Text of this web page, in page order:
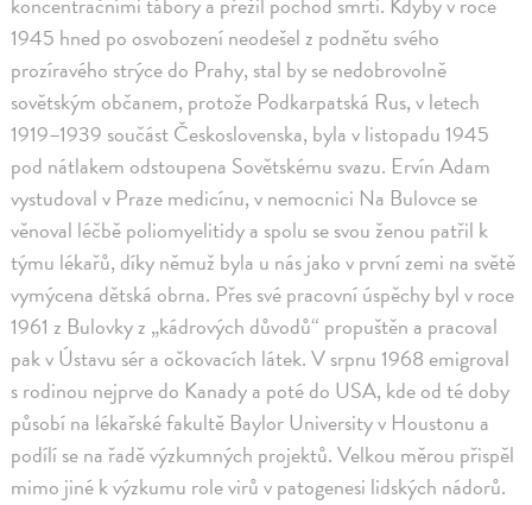
1945 hned po osvobození neodešel z podnětu svého
prozíravého strýce do Prahy, stal by se nedobrovolně
sovětským občanem, protože Podkarpatská Rus, v letech
1919–1939 součást Československa, byla v listopadu 1945
pod nátlakem odstoupena Sovětskému svazu. Ervín Adam
vystudoval v Praze medicínu, v nemocnici Na Bulovce se
věnoval léčbě poliomyelitidy a spolu se svou ženou patřil k
týmu lékařů, díky němuž byla u nás jako v první zemi na světě
vymýcena dětská obrna. Přes své pracovní úspěchy byl v roce
1961 z Bulovky z „kádrových důvodů“ propuštěn a pracoval
pak v Ústavu sér a očkovacích látek. V srpnu 1968 emigroval
s rodinou nejprve do Kanady a poté do USA, kde od té doby
působí na lékařské fakultě Baylor University v Houstonu a
podílí se na řadě výzkumných projektů. Velkou měrou přispěl
mimo jiné k výzkumu role virů v patogenesi lidských nádorů.